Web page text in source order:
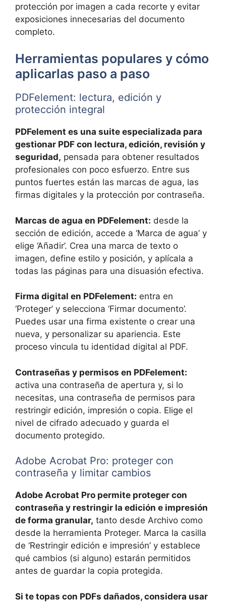
protección por imagen a cada recorte y evitar
exposiciones innecesarias del documento
completo.
Herramientas populares y cómo
aplicarlas paso a paso
PDFelement: lectura, edición y
protección integral
PDFelement es una suite especializada para
gestionar PDF con lectura, edición, revisión y
seguridad, pensada para obtener resultados
profesionales con poco esfuerzo. Entre sus
puntos fuertes están las marcas de agua, las
firmas digitales y la protección por contraseña.
Marcas de agua en PDFelement: desde la
sección de edición, accede a ‘Marca de agua’ y
elige ‘Añadir’. Crea una marca de texto o
imagen, define estilo y posición, y aplícala a
todas las páginas para una disuasión efectiva.
Firma digital en PDFelement: entra en
‘Proteger’ y selecciona ‘Firmar documento’.
Puedes usar una firma existente o crear una
nueva, y personalizar su apariencia. Este
proceso vincula tu identidad digital al PDF.
Contraseñas y permisos en PDFelement:
activa una contraseña de apertura y, si lo
necesitas, una contraseña de permisos para
restringir edición, impresión o copia. Elige el
nivel de cifrado adecuado y guarda el
documento protegido.
Adobe Acrobat Pro: proteger con
contraseña y limitar cambios
Adobe Acrobat Pro permite proteger con
contraseña y restringir la edición e impresión
de forma granular, tanto desde Archivo como
desde la herramienta Proteger. Marca la casilla
de ‘Restringir edición e impresión’ y establece
qué cambios (si alguno) estarán permitidos
antes de guardar la copia protegida.
Si te topas con PDFs dañados, considera usar